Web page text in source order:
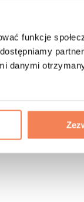
funkcje
danymi